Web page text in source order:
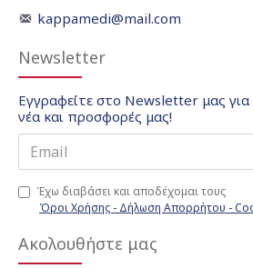
kappamedi@mail.com
Newsletter
Εγγραφείτε στο Newsletter μας
νέα και προσφορές μας!
Έχω διαβάσει και αποδέχομαι τους
Όροι Χρήσης - Δήλωση Απορρήτου -
Ακολουθήστε μας